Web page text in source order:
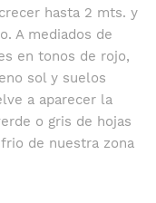
hasta 2 mts. y
A mediados de
en tonos de rojo,
sol y suelos
a aparecer la
o gris de hojas
de nuestra zona